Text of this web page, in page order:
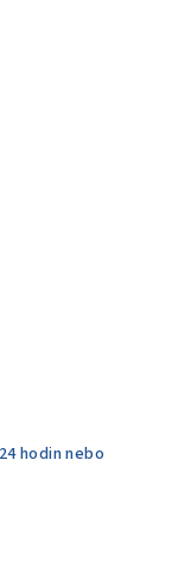
hodin nebo